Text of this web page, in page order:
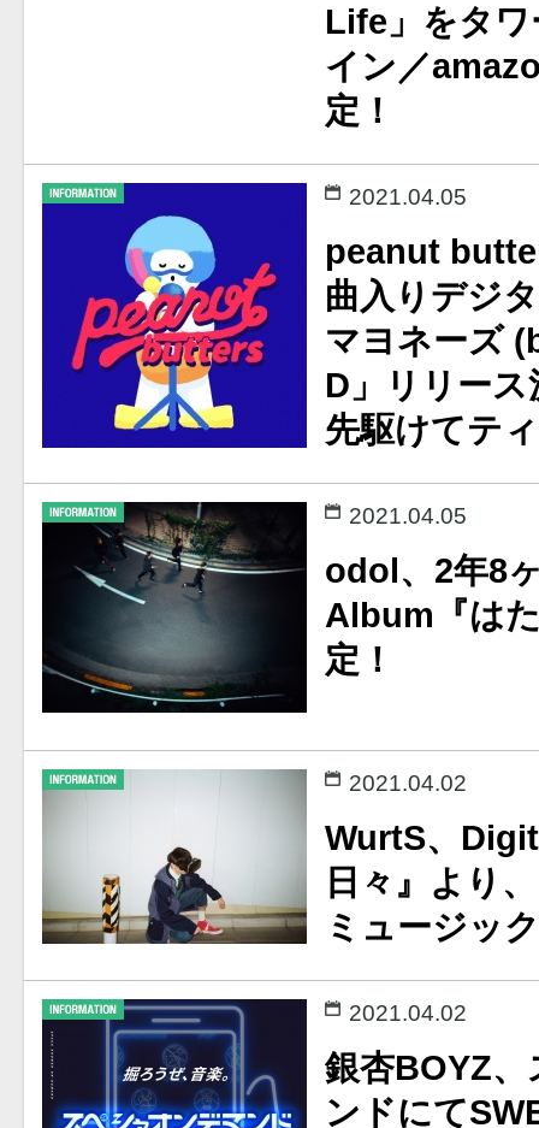
Life」をタ
イン／
定！
2021.04.05
peanut
曲入りデジ
マヨネーズ
D」リリー
先駆けてテ
2021.04.05
odol、2年8
Album『は
定！
2021.04.02
WurtS、
日々』より
ミュージッ
2021.04.02
銀杏BOYZ
ンドにて